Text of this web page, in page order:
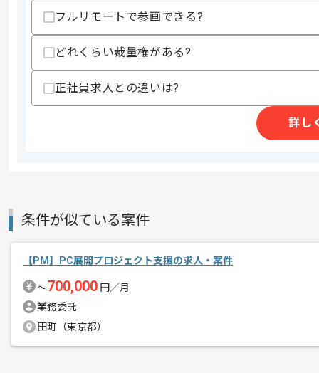
その他募集要項
商談回数
レバテックでの実績がある企業の案件
新しいアイディアや技術を積極的に導入
経験豊富なメンバーと成長が出来る環境
スキルアップされたい方、長期的に参
フルリモートで参画できる?
どれくらい裁量権がある?
正社員求人との違いは?
詳し
条件が似ている案件
【PM】PC展開プロジェクト支援の求人・案件
〜700,000 円／月
業務委託
田町（東京都）